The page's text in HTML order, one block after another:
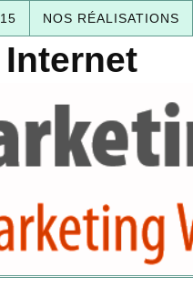
NOS RÉALISATIONS